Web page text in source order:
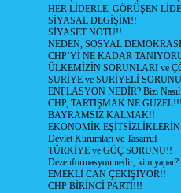
HER LİDERLE, GÖRÜŞEN
SİYASAL DEGİŞİM!!
SİYASET NOTU!!
NEDEN, SOSYAL
CHP’Yİ NE KADAR
ÜLKEMİZİN SORUNLARI ve
SURİYE ve SURİYELİ
ENFLASYON NEDİR? Bizi
CHP, TARTIŞMAK NE
BAYRAMSIZ KALMAK!!
EKONOMİK
Devlet Kurumları ve Tasarruf
TÜRKİYE ve GÖÇ SORUNU!!
Dezenformasyon nedir, kim yapar?
EMEKLİ CAN ÇEKİŞİYOR!!
CHP BİRİNCİ PARTİ!!!